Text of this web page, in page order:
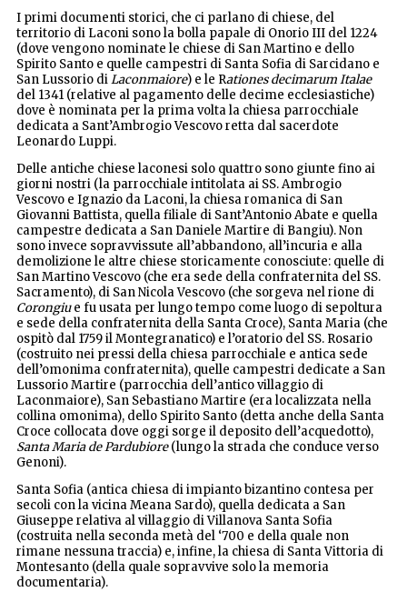
I primi documenti storici, che ci parlano di chiese, del
territorio di Laconi sono la bolla papale di Onorio III del 1224
(dove vengono nominate le chiese di San Martino e dello
Spirito Santo e quelle campestri di Santa Sofia di Sarcidano e
San Lussorio diLaconmaiore) e le Rationes decimarum Italae
del 1341 (relative al pagamento delle decime ecclesiastiche)
dove è nominata per la prima volta la chiesa parrocchiale
dedicata a Sant’Ambrogio Vescovo retta dal sacerdote
Leonardo Luppi.
Delle antiche chiese laconesi solo quattro sono giunte fino ai
giorni nostri (la parrocchiale intitolata ai SS. Ambrogio
Vescovo e Ignazio da Laconi, la chiesa romanica di San
Giovanni Battista, quella filiale di Sant’Antonio Abate e quella
campestre dedicata a San Daniele Martire di Bangiu). Non
sono invece sopravvissute all’abbandono, all’incuria e alla
demolizione le altre chiese storicamente conosciute: quelle di
San Martino Vescovo (che era sede della confraternita del SS.
Sacramento), di San Nicola Vescovo (che sorgeva nel rione di
Corongiue fu usata per lungo tempo come luogo di sepoltura
e sede della confraternita della Santa Croce), Santa Maria (che
ospitò dal 1759 il Montegranatico) e l’oratorio del SS. Rosario
(costruito nei pressi della chiesa parrocchiale e antica sede
dell’omonima confraternita), quelle campestri dedicate a San
Lussorio Martire (parrocchia dell’antico villaggio di
Laconmaiore), San Sebastiano Martire (era localizzata nella
collina omonima), dello Spirito Santo (detta anche della Santa
Croce collocata dove oggi sorge il deposito dell’acquedotto),
Santa Maria de Pardubiore(lungo la strada che conduce verso
Genoni).
Santa Sofia (antica chiesa di impianto bizantino contesa per
secoli con la vicina Meana Sardo), quella dedicata a San
Giuseppe relativa al villaggio di Villanova Santa Sofia
(costruita nella seconda metà del ‘700 e della quale non
rimane nessuna traccia) e, infine, la chiesa di Santa Vittoria di
Montesanto (della quale sopravvive solo la memoria
documentaria).